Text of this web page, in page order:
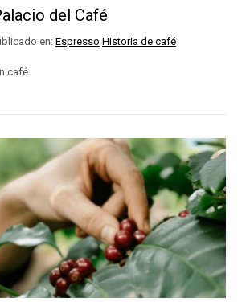
del Café
en:Espresso Historia de café
café